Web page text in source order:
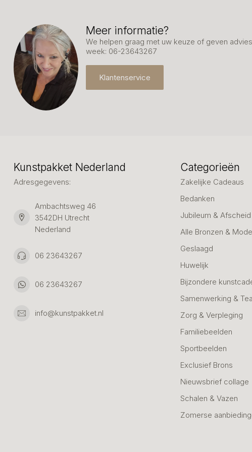
Meer informatie?
We helpen graag met uw keuze of geven
week: 06-23643267
Klantenservice
Kunstpakket Nederland
Adresgegevens:
Ambachtsweg 46
3542DH Utrecht
Nederland
06 23643267
06 23643267
info@kunstpakket.nl
Categorieën
Zakelijke Cadeaus
Bedanken
Jubileum & Afscheid
Alle Bronzen &
Geslaagd
Huwelijk
Bijzondere
Samenwerking &
Zorg & Verpleging
Familiebeelden
Sportbeelden
Exclusief Brons
Nieuwsbrief collage
Schalen & Vazen
Zomerse